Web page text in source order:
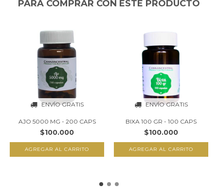
PARA COMPRAR CON ESTE PRODUCTO
ENVÍO GRATIS
AJO 5000 MG - 200 CAPS
$100.000
ENVÍO GRATIS
BIXA 100 GR - 100 CAPS
$100.000